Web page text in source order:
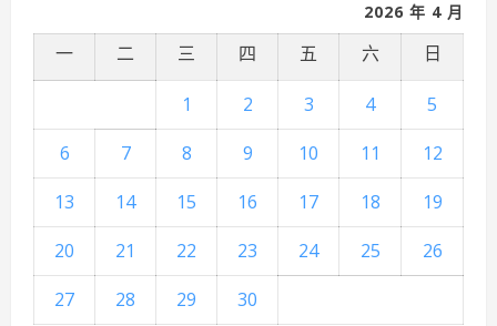
2026 年 4 月
一 二 三 四 五 六 日
1 2 3 4
5
6
7 8 9 10 11
12
13
14 15 16 17 18
19
20
21 22 23 24 25
26
27
28 29
30